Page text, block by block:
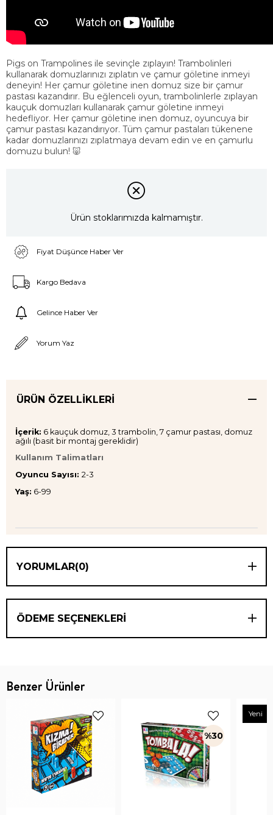
Pigs on Trampolines ile sevinçle zıplayın! Trambolinleri
kullanarak domuzlarınızı zıplatın ve çamur göletine inmeyi
deneyin! Her çamur göletine inen domuz size bir çamur
pastası kazandırır. Bu eğlenceli oyun, trambolinlerle zıplayan
kauçuk domuzları kullanarak çamur göletine inmeyi
hedefliyor. Her çamur göletine inen domuz, oyuncuya bir
çamur pastası kazandırıyor. Tüm çamur pastaları tükenene
kadar domuzlarınızı zıplatmaya devam edin ve en çamurlu
domuzu bulun! 🐷
Ürün stoklarımızda kalmamıştır.
Fiyat Düşünce Haber Ver
Kargo Bedava
Gelince Haber Ver
Yorum Yaz
ÜRÜN ÖZELLIKLERI
İçerik: 6 kauçuk domuz, 3 trambolin, 7 çamur pastası, domuz
ağılı (basit bir montaj gereklidir)
Kullanım Talimatları
Oyuncu Sayısı: 2-3
Yaş: 6-99
YORUMLAR(0)
ÖDEME SEÇENEKLERI
Benzer Ürünler
%30
Yeni